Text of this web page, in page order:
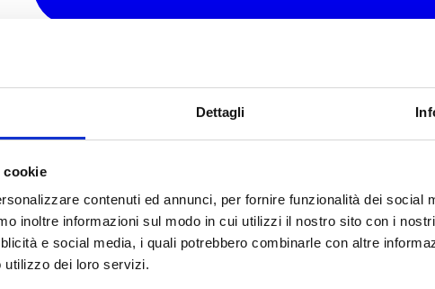
Dettagli
cookie
contenuti ed annunci, per fornire funzionalità dei social
inoltre informazioni sul modo in cui utilizzi il nostro sito con i
e social media, i quali potrebbero combinarle con altre
utilizzo dei loro servizi.